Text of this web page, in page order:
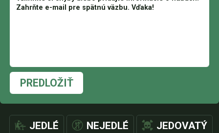
PREDLOŽIŤ
JEDLÉ NEJEDLÉ JEDOVATÝ